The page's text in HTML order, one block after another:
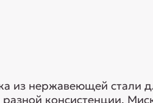
из нержавеющей
консистенции.